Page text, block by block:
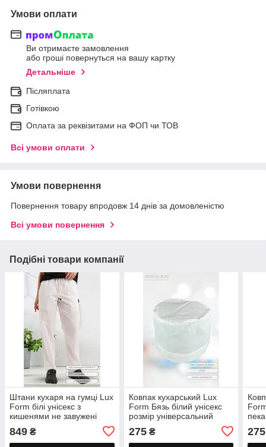
Умови оплати
Ви отримаєте замовлення
або гроші повернуться на вашу картку
Детальніше
Післяплата
Готівкою
Оплата за реквізитами на ФОП чи ТОВ
Всі умови оплати
Умови повернення
Повернення товару впродовж 14 днів за домовленістю
Всі умови повернення
Подібні товари компанії
Штани кухаря на гумці Lux
Form білі унісекс з
кишенями не завужені
849 ₴
Ковпак кухарський Lux
Form Бязь білий унісекс
розмір універсальний
275₴ 275